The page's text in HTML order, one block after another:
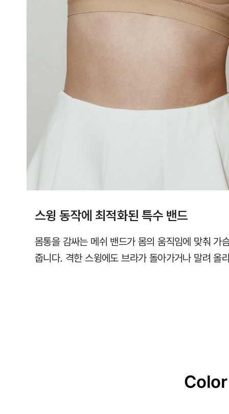
스윙 동작에 최적화된 특수 밴드
몸통을 감싸는 메쉬 밴드가 몸의 움직임에 맞춰 가
줍니다. 격한 스윙에도 브라가 돌아가거나 말려 올
Color